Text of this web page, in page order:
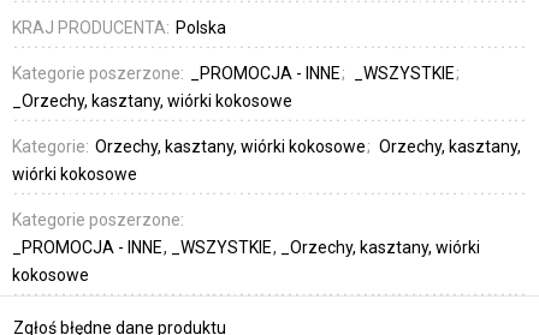
KRAJ PRODUCENTA: Polska
Kategorie poszerzone: _PROMOCJA - INNE
_WSZYSTKIE
_Orzechy, kasztany, wiórki kokosowe
Kategorie: Orzechy, kasztany, wiórki kokosowe
Orzechy, kasztany,
wiórki kokosowe
Kategorie poszerzone:
_PROMOCJA - INNE
_WSZYSTKIE
_Orzechy, kasztany, wiórki
kokosowe
Zgłoś błędne dane produktu